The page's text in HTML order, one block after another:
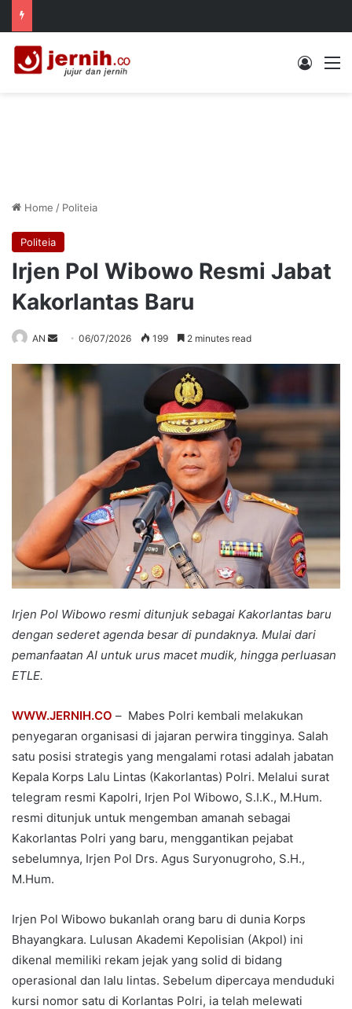
Log In
Home / Politeia
Politeia
Irjen Pol Wibowo Resmi Jabat
Kakorlantas Baru
AN
Send
email
06/07/2026 199 2 minutes read
Irjen Pol Wibowo resmi ditunjuk sebagai Kakorlantas baru
dengan sederet agenda besar di pundaknya. Mulai dari
pemanfaatan AI untuk urus macet mudik, hingga perluasan
ETLE.
WWW.JERNIH.CO – ​ Mabes Polri kembali melakukan
penyegaran organisasi di jajaran perwira tingginya. Salah
satu posisi strategis yang mengalami rotasi adalah jabatan
Kepala Korps Lalu Lintas (Kakorlantas) Polri. Melalui surat
telegram resmi Kapolri, Irjen Pol Wibowo, S.I.K., M.Hum.
resmi ditunjuk untuk mengemban amanah sebagai
Kakorlantas Polri yang baru, menggantikan pejabat
sebelumnya, Irjen Pol Drs. Agus Suryonugroho, S.H.,
M.Hum.
Irjen Pol Wibowo bukanlah orang baru di dunia Korps
Bhayangkara. Lulusan Akademi Kepolisian (Akpol) ini
dikenal memiliki rekam jejak yang solid di bidang
operasional dan lalu lintas. Sebelum dipercaya menduduki
kursi nomor satu di Korlantas Polri, ia telah melewati